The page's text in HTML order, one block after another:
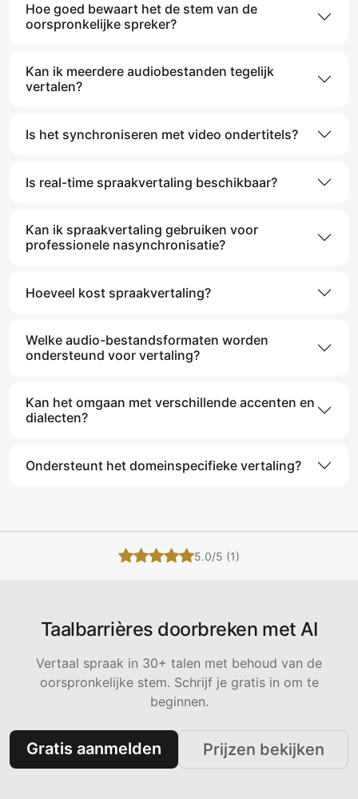
Hoe goed bewaart het de stem van de
oorspronkelijke spreker?
Kan ik meerdere audiobestanden tegelijk
vertalen?
Is het synchroniseren met video ondertitels?
Is real-time spraakvertaling beschikbaar?
Kan ik spraakvertaling gebruiken voor
professionele nasynchronisatie?
Hoeveel kost spraakvertaling?
Welke audio-bestandsformaten worden
ondersteund voor vertaling?
Kan het omgaan met verschillende accenten en
dialecten?
Ondersteunt het domeinspecifieke vertaling?
5.0/5 (1)
Taalbarrières doorbreken met AI
Vertaal spraak in 30+ talen met behoud van de
oorspronkelijke stem. Schrijf je gratis in om te
beginnen.
Gratis aanmelden Prijzen bekijken